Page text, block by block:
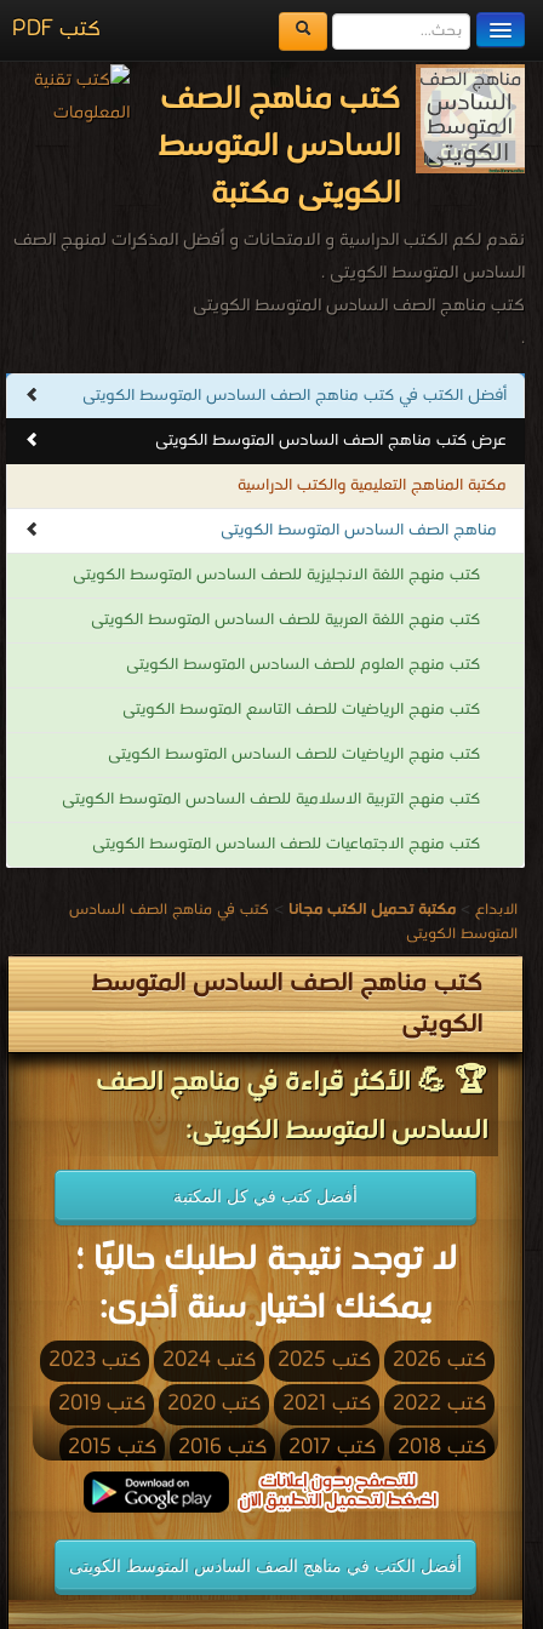
كتب PDF
مكتبة الكتب
المكتبات
يُقرأ حالياً
اضف كتاب
كتب مناهج الصف
السادس المتوسط
الكويتى مكتبة
نقدم لكم الكتب الدراسية و الامتحانات و أفضل المذكرات لمنهج الصف
السادس المتوسط الكويتى .
كتب مناهج الصف السادس المتوسط الكويتى
.
أفضل الكتب في كتب مناهج الصف السادس المتوسط الكويتى
عرض كتب مناهج الصف السادس المتوسط الكويتى
مكتبة المناهج التعليمية والكتب الدراسية
مناهج الصف السادس المتوسط الكويتى
كتب منهج اللغة الانجليزية للصف السادس المتوسط الكويتى
كتب منهج اللغة العربية للصف السادس المتوسط الكويتى
كتب منهج العلوم للصف السادس المتوسط الكويتى
كتب منهج الرياضيات للصف التاسع المتوسط الكويتى
كتب منهج الرياضيات للصف السادس المتوسط الكويتى
كتب منهج التربية الاسلامية للصف السادس المتوسط الكويتى
كتب منهج الاجتماعيات للصف السادس المتوسط الكويتى
الابداع > مكتبة تحميل الكتب مجانا > كتب في مناهج الصف السادس
المتوسط الكويتى
كتب مناهج الصف السادس المتوسط
الكويتى
🏆 💪 الأكثر قراءة في مناهج الصف
السادس المتوسط الكويتى:
أفضل كتب في كل المكتبة
لا توجد نتيجة لطلبك حاليًا ؛
يمكنك اختيار سنة أخرى:
كتب 2026 كتب 2025 كتب 2024
كتب 2023
كتب 2022
كتب 2021 كتب 2020
كتب 2019
كتب 2018
كتب 2017 كتب 2016
كتب 2015
كتب 2013 كتب 2012
كتب 2011
كتب 2010
كتب 2009 كتب 2008
كتب 2007
كتب 2006
كتب 2005 كتب 2004
كتب 2003
أفضل الكتب في مناهج الصف السادس المتوسط الكويتى